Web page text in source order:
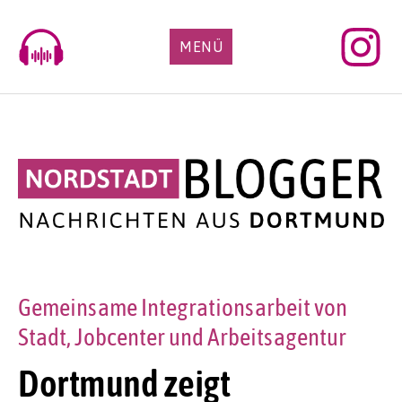
content
MENÜ
Dortmund zeigt
Gemeinsame Integrationsarbeit von
Stadt, Jobcenter und Arbeitsagentur